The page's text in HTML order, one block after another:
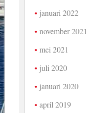
januari 2022
november 2021
mei 2021
juli 2020
januari 2020
april 2019